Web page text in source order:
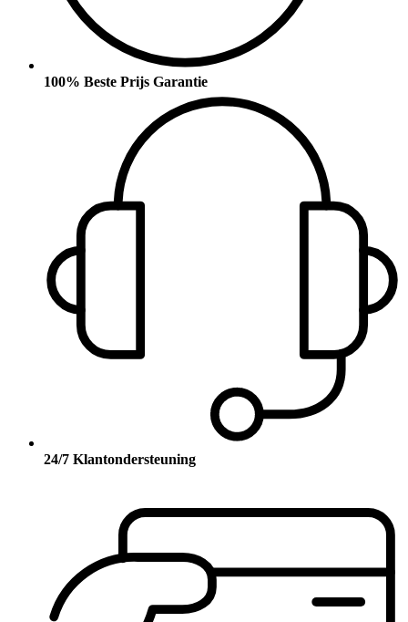
100% Beste Prijs Garantie
24/7 Klantondersteuning